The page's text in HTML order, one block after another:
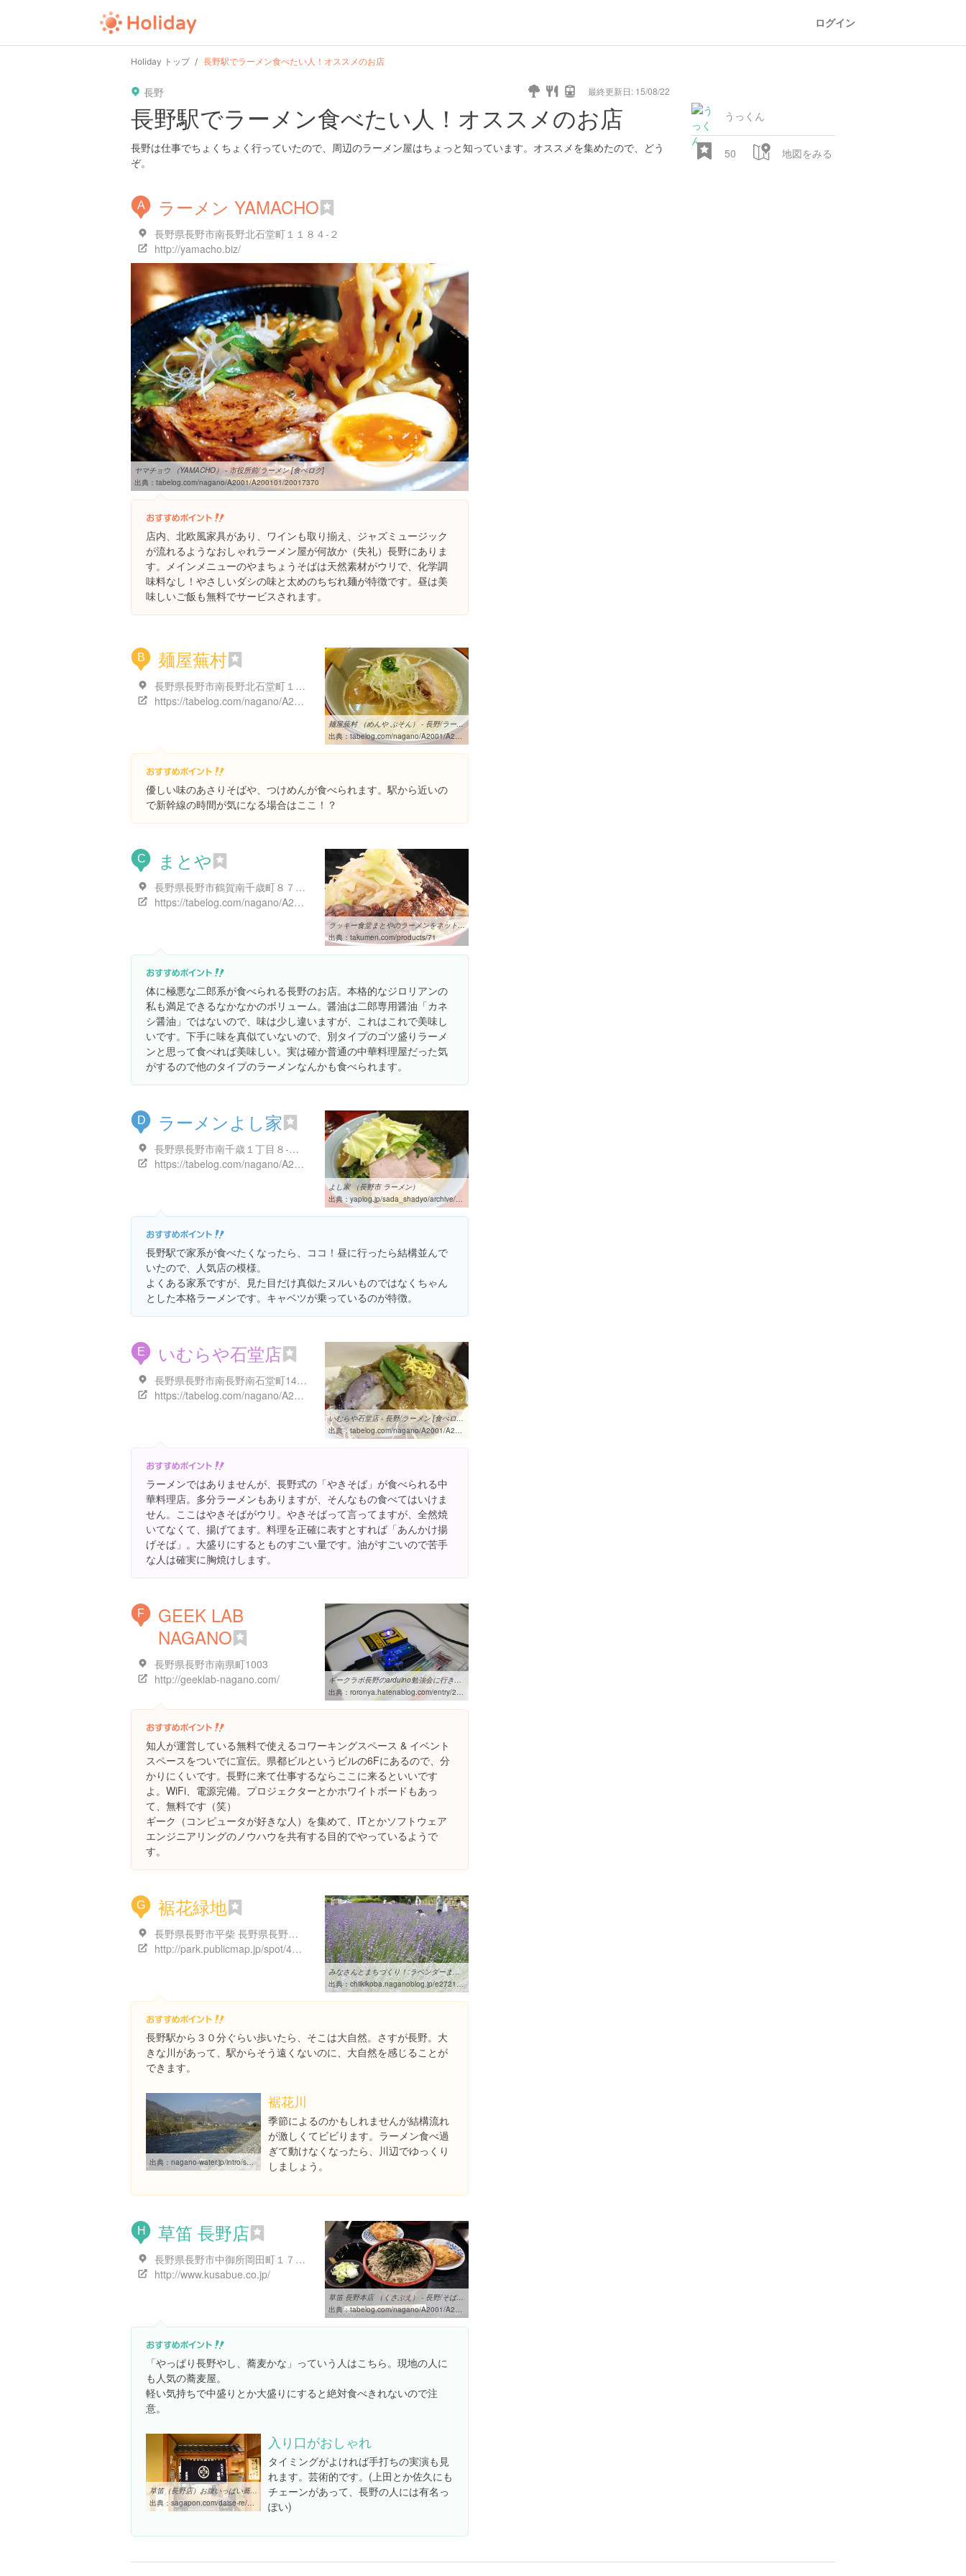
ログイン
Holiday トップ 長野駅でラーメン食べたい人！オススメのお店
長野 最終更新日: 15/08/22
長野駅でラーメン食べたい人！オススメのお店
長野は仕事でちょくちょく行っていたので、周辺のラーメン屋はちょっと知っています。オススメを集めたので、どう
ぞ。
うっくん
50 地図をみる
A ラーメン YAMACHO
長野県長野市南長野北石堂町１１８４-２
http://yamacho.biz/
ヤマチョウ （YAMACHO） - 市役所前/ラーメン [食べログ]
出典： tabelog.com/nagano/A2001/A200101/20017370
店内、北欧風家具があり、ワインも取り揃え、ジャズミュージック
が流れるようなおしゃれラーメン屋が何故か（失礼）長野にありま
す。メインメニューのやまちょうそばは天然素材がウリで、化学調
味料なし！やさしいダシの味と太めのちぢれ麺が特徴です。昼は美
味しいご飯も無料でサービスされます。
B 麺屋蕪村
長野県長野市南長野北石堂町１３６１ ジャシイ千石センタービル １Ｆ
https://tabelog.com/nagano/A2001/A200101/20000327/
麺屋蕪村 （めんや ぶそん） - 長野/ラーメン [食べログ]
出典：tabelog.com/nagano/A2001/A200101/20000327
優しい味のあさりそばや、つけめんが食べられます。駅から近いの
で新幹線の時間が気になる場合はここ！？
C まとや
長野県長野市鶴賀南千歳町８７６-１３
https://tabelog.com/nagano/A2001/A200101/20000313/
ラッキー食堂まとやのラーメンをネット通販で | 宅麺.com
出典： takumen.com/products/71
体に極悪な二郎系が食べられる長野のお店。本格的なジロリアンの
私も満足できるなかなかのボリューム。醤油は二郎専用醤油「カネ
シ醤油」ではないので、味は少し違いますが、これはこれで美味し
いです。下手に味を真似ていないので、別タイプのゴツ盛りラーメ
ンと思って食べれば美味しい。実は確か普通の中華料理屋だった気
がするので他のタイプのラーメンなんかも食べられます。
D ラーメンよし家
長野県長野市南千歳１丁目８-１２
https://tabelog.com/nagano/A2001/A200101/20001085/
よし家 （長野市 ラーメン）
出典： yaplog.jp/sada_shadyo/archive/656
長野駅で家系が食べたくなったら、ココ！昼に行ったら結構並んで
いたので、人気店の模様。
よくある家系ですが、見た目だけ真似たヌルいものではなくちゃん
とした本格ラーメンです。キャベツが乗っているのが特徴。
E いむらや石堂店
長野県長野市南長野南石堂町1423ｰ47
https://tabelog.com/nagano/A2001/A200101/20001199/
いむらや石堂店 - 長野/ラーメン [食べログ]
出典：tabelog.com/nagano/A2001/A200101/20001199
ラーメンではありませんが、長野式の「やきそば」が食べられる中
華料理店。多分ラーメンもありますが、そんなもの食べてはいけま
せん。ここはやきそばがウリ。やきそばって言ってますが、全然焼
いてなくて、揚げてます。料理を正確に表すとすれば「あんかけ揚
げそば」。大盛りにするとものすごい量です。油がすごいので苦手
な人は確実に胸焼けします。
F
GEEK LAB
NAGANO
長野県長野市南県町1003
http://geeklab-nagano.com/
ギークラボ長野のarduino勉強会に行きました。 - an odd fellow
出典： roronya.hatenablog.com/entry/2014/03/22/125129
知人が運営している無料で使えるコワーキングスペース & イベント
スペースをついでに宣伝。県都ビルというビルの6Fにあるので、分
かりにくいです。長野に来て仕事するならここに来るといいです
よ。WiFi、電源完備。プロジェクターとかホワイトボードもあっ
て、無料です（笑）
ギーク（コンピュータが好きな人）を集めて、ITとかソフトウェア
エンジニアリングのノウハウを共有する目的でやっているようで
す。
G 裾花緑地
長野県長野市平柴 長野県長野市南長野
http://park.publicmap.jp/spot/43852
みなさんとまちづくり！:ラベンダーまつり 裾花緑地公園愛護会「白岩の会」
出典： chiikikoba.naganoblog.jp/e272114.html
長野駅から３０分ぐらい歩いたら、そこは大自然。さすが長野。大
きな川があって、駅からそう遠くないのに、大自然を感じることが
できます。
出典： nagano-water.jp/intro/shisetsu/suigen/000221.html
裾花川
季節によるのかもしれませんが結構流れ
が激しくてビビります。ラーメン食べ過
ぎて動けなくなったら、川辺でゆっくり
しましょう。
H 草笛 長野店
長野県長野市中御所岡田町１７８-２
http://www.kusabue.co.jp/
草笛 長野本店 （くさぶえ） - 長野/そば [食べログ]
出典：tabelog.com/nagano/A2001/A200101/20000137
「やっぱり長野やし、蕎麦かな」っていう人はこちら。現地の人に
も人気の蕎麦屋。
軽い気持ちで中盛りとか大盛りにすると絶対食べきれないので注
意。
草笛（長野店）お腹いっぱい蕎麦を食べたくなったらココ( ・∀・)ﾉ ...
出典： sagapon.com/daise-re/blog/?p=2734
入り口がおしゃれ
タイミングがよければ手打ちの実演も見
れます。芸術的です。(上田とか佐久にも
チェーンがあって、長野の人には有名っ
ぽい)